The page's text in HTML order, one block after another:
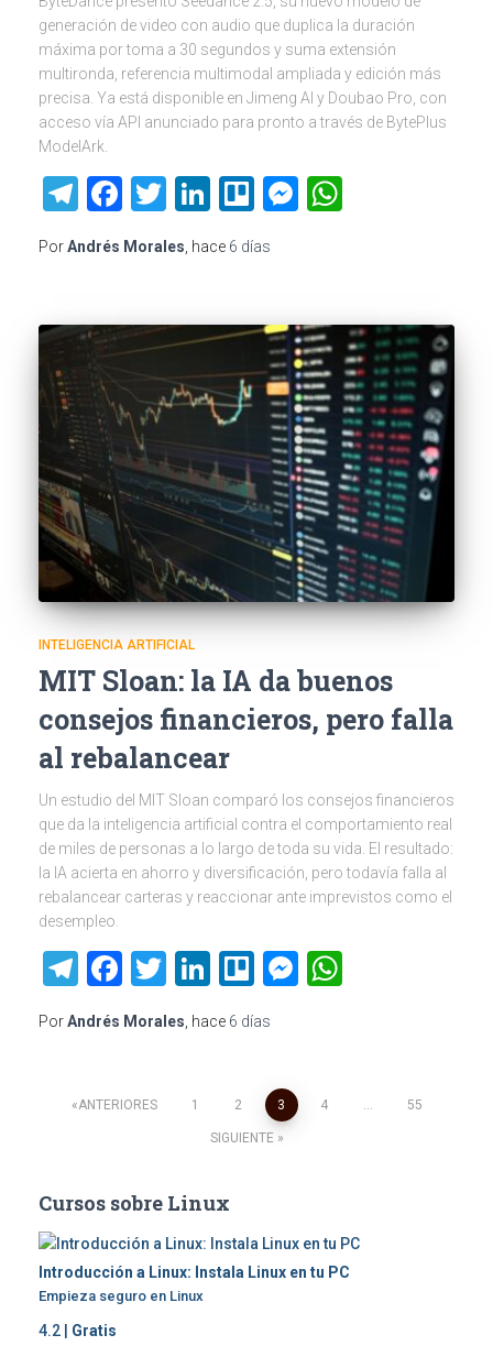
generación de video con audio que duplica la duración
máxima por toma a 30 segundos y suma extensión
multironda, referencia multimodal ampliada y edición más
precisa. Ya está disponible en Jimeng AI y Doubao Pro, con
acceso vía API anunciado para pronto a través de BytePlus
ModelArk.
Telegram
Facebook
Twitter
LinkedIn
TrelloMessenger
PorAndrés Morales , hace 6 días
INTELIGENCIA ARTIFICIAL
MIT Sloan: la IA da buenos
consejos financieros, pero falla
al rebalancear
Un estudio del MIT Sloan comparó los consejos financieros
que da la inteligencia artificial contra el comportamiento real
de miles de personas a lo largo de toda su vida. El resultado:
la IA acierta en ahorro y diversificación, pero todavía falla al
rebalancear carteras y reaccionar ante imprevistos como el
desempleo.
Telegram
Facebook
Twitter
LinkedIn
TrelloMessenger
PorAndrés Morales , hace 6 días
Paginación
entradas
ANTERIORES 1 2 3 4 … 55
SIGUIENTE
Cursos sobre Linux
Introducción a Linux: Instala Linux en tu PC
Empieza seguro en Linux
4.2 | Gratis